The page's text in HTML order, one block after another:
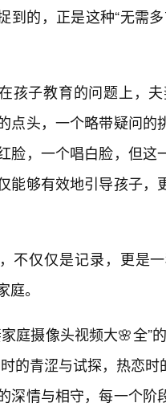
到的，正是这种“无需
孩子教育的问题上，
点头，一个略带疑问
脸，一个唱白脸，但
能够有效地引导孩子
不仅仅是记录，更是
。
庭摄像头视频大🌸全”
的青涩与试探，热恋
深情与相守，每一个